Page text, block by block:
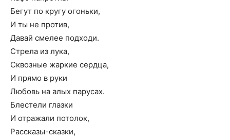
Бегут по кругу огоньки,
И ты не против,
Давай смелее подходи.
Стрела из лука,
Сквозные жаркие сердца,
И прямо в руки
Любовь на алых парусах.
Блестели глазки
И отражали потолок,
Рассказы-сказки,